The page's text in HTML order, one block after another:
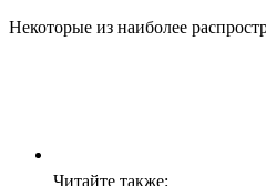
Некоторые из наиболее
Читайте также: